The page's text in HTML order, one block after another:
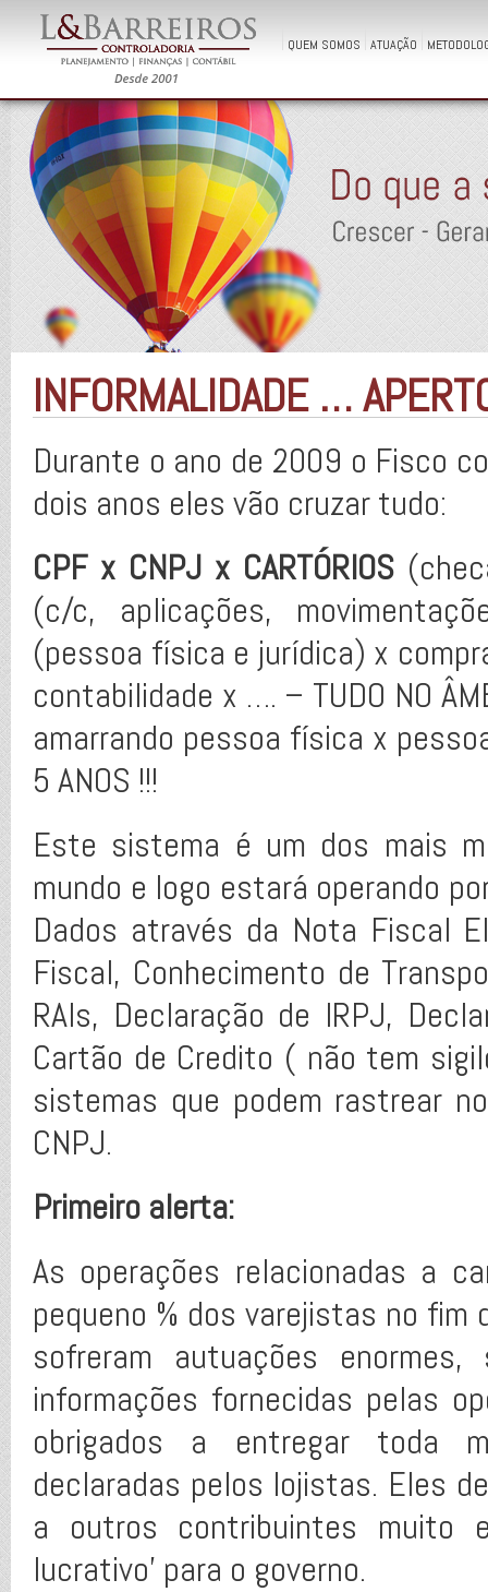
QUEM SOMOS ATUAÇÃO
INFORMALIDADE …
Durante o ano de 2009 o Fisco
dois anos eles vão cruzar tudo:
CPF x CNPJ x CARTÓRIOS
(c/c, aplicações,
(pessoa física e jurídica) x
contabilidade x …. – TUDO NO
amarrando pessoa física x
5 ANOS !!!
Este sistema é um dos mais
mundo e logo estará operando
Dados através da Nota Fiscal
Fiscal, Conhecimento de
RAIs, Declaração de IRPJ,
Cartão de Credito ( não tem
sistemas que podem rastrear
CNPJ.
Primeiro alerta:
As operações relacionadas a
pequeno % dos varejistas no fim
sofreram autuações
informações fornecidas pelas
obrigados a entregar toda
declaradas pelos lojistas. Eles
a outros contribuintes muito
lucrativo’ para o governo.